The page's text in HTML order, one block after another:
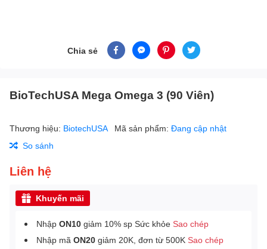
Chia sẻ
BioTechUSA Mega Omega 3 (90 Viên)
Thương hiệu: BiotechUSA Mã sản phẩm: Đang cập nhật
So sánh
Liên hệ
Khuyến mãi
Nhập ON10 giảm 10% sp Sức khỏe Sao chép
Nhập mã ON20 giảm 20K, đơn từ 500K Sao chép